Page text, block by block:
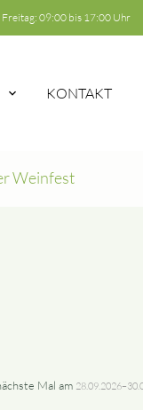
Freitag: 09:00 bis 17:00 Uhr
KONTAKT
Weinfest
Mal am